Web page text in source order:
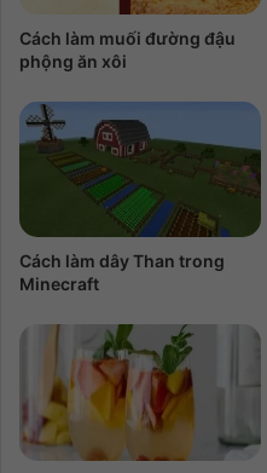
Cách làm muối đường đậu
phộng ăn xôi
Cách làm dây Than trong
Minecraft